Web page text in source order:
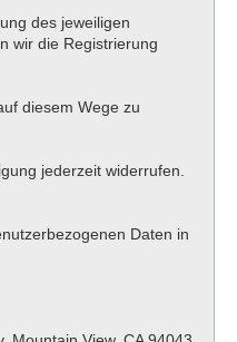
des jeweiligen
wir die Registrierung
diesem Wege zu
jederzeit widerrufen.
Daten in